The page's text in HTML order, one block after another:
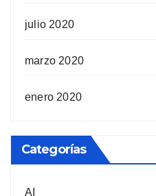
julio 2020
marzo 2020
enero 2020
Categorías
AI